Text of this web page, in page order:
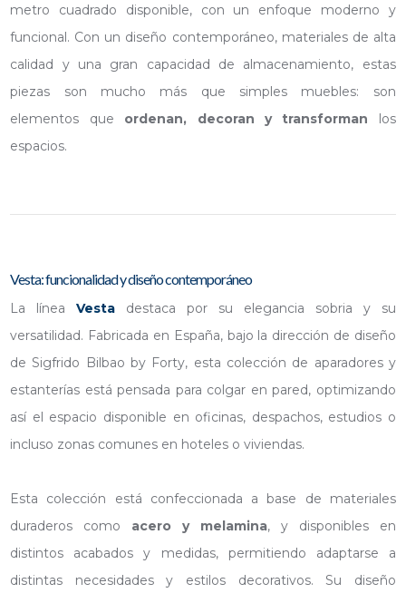
metro cuadrado disponible, con un enfoque moderno y
funcional. Con un diseño contemporáneo, materiales de alta
calidad y una gran capacidad de almacenamiento, estas
piezas son mucho más que simples muebles: son
elementos que ordenan, decoran y transforman los
espacios.
Vesta: funcionalidad y diseño contemporáneo
La líneaVesta destaca por su elegancia sobria y su
versatilidad. Fabricada en España, bajo la dirección de diseño
de Sigfrido Bilbao by Forty, esta colección de aparadores y
estanterías está pensada para colgar en pared, optimizando
así el espacio disponible en oficinas, despachos, estudios o
incluso zonas comunes en hoteles o viviendas.
Esta colección está confeccionada a base de materiales
duraderos como acero y melamina, y disponibles en
distintos acabados y medidas, permitiendo adaptarse a
distintas necesidades y estilos decorativos. Su diseño